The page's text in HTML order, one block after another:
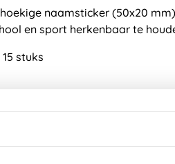
naamsticker (50x20
en sport herkenbaar te
stuks